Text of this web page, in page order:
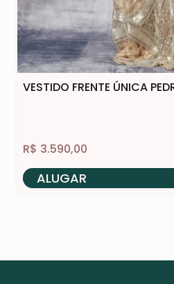
VESTIDO FRENTE ÚNICA
R$ 3.590,00
ALUGAR